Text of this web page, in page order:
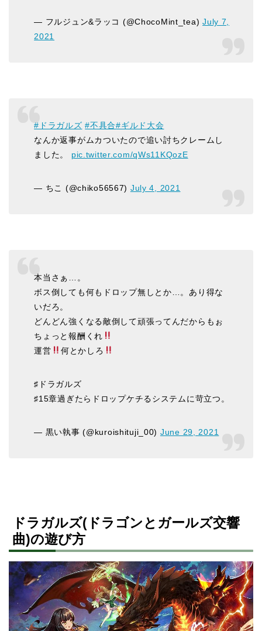
— フルジュン&ラッコ (@ChocoMint_tea)July 7,
2021
#ドラガルズ #不具合#ギルド大会
なんか返事がムカついたので追い討ちクレームし
ました。 pic.twitter.com/qWs11KQozE
— ちこ (@chiko56567) July 4, 2021
本当さぁ…。
ボス倒しても何もドロップ無しとか…。あり得な
いだろ。
どんどん強くなる敵倒して頑張ってんだからもぉ
ちょっと報酬くれ
運営
何とかしろ
♯ドラガルズ
♯15章過ぎたらドロップケチるシステムに苛立つ。
— 黒い執事 (@kuroishituji_00) June 29, 2021
ドラガルズ(ドラゴンとガールズ交響
曲)の遊び方